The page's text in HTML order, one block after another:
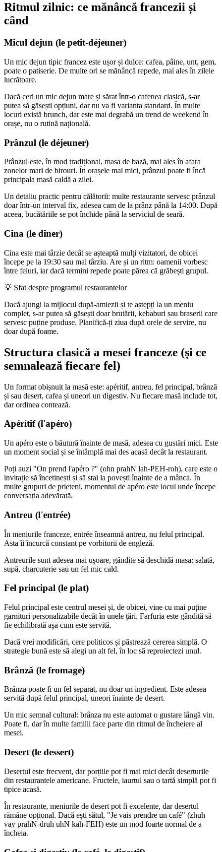
Ritmul zilnic: ce mănâncă francezii și
când
Micul dejun (le petit-déjeuner)
Un mic dejun tipic francez este ușor și dulce: cafea, pâine, unt, gem,
poate o patiserie. De multe ori se mănâncă repede, mai ales în zilele
lucrătoare.
Dacă ceri un mic dejun mare și sărat într-o cafenea clasică, s-ar
putea să găsești opțiuni, dar nu va fi varianta standard. În multe
locuri există brunch, dar este mai degrabă un trend de weekend în
orașe, nu o rutină națională.
Prânzul (le déjeuner)
Prânzul este, în mod tradițional, masa de bază, mai ales în afara
zonelor mari de birouri. În orașele mai mici, prânzul poate fi încă
principala masă caldă a zilei.
Un detaliu practic pentru călătorii: multe restaurante servesc prânzul
doar într-un interval fix, adesea cam de la prânz până la 14:00. După
aceea, bucătăriile se pot închide până la serviciul de seară.
Cina (le dîner)
Cina este mai târzie decât se așteaptă mulți vizitatori, de obicei
începe pe la 19:30 sau mai târziu. Are și un ritm: oamenii vorbesc
între feluri, iar dacă termini repede poate părea că grăbești grupul.
💡 Sfat despre programul restaurantelor
Dacă ajungi la mijlocul după-amiezii și te aștepți la un meniu
complet, s-ar putea să găsești doar brutării, kebaburi sau braserii care
servesc puține produse. Planifică-ți ziua după orele de servire, nu
doar după foame.
Structura clasică a mesei franceze (și ce
semnalează fiecare fel)
Un format obișnuit la masă este: apéritif, antreu, fel principal, brânză
și sau desert, cafea și uneori un digestiv. Nu fiecare masă include tot,
dar ordinea contează.
Apéritif (l'apéro)
Un apéro este o băutură înainte de masă, adesea cu gustări mici. Este
un moment social și se întâmplă mai des acasă decât la restaurant.
Poți auzi "On prend l'apéro ?" (ohn prahN lah-PEH-roh), care este o
invitație să încetinești și să stai la povești înainte de a mânca. În
multe grupuri de prieteni, momentul de apéro este locul unde începe
conversația adevărată.
Antreu (l'entrée)
În meniurile franceze, entrée înseamnă antreu, nu felul principal.
Asta îi încurcă constant pe vorbitorii de engleză.
Antreurile sunt adesea mai ușoare, gândite să deschidă masa: salată,
supă, charcuterie sau un fel mic cald.
Fel principal (le plat)
Felul principal este centrul mesei și, de obicei, vine cu mai puține
garnituri personalizabile decât în unele țări. Farfuria este gândită să
fie echilibrată așa cum este servită.
Dacă vrei modificări, cere politicos și păstrează cererea simplă. O
strategie bună este să alegi un alt fel, în loc să reproiectezi unul.
Brânză (le fromage)
Brânza poate fi un fel separat, nu doar un ingredient. Este adesea
servită după felul principal, uneori înainte de desert.
Un mic semnal cultural: brânza nu este automat o gustare lângă vin.
Poate fi, dar în multe familii face parte din ritmul de încheiere al
mesei.
Desert (le dessert)
Desertul este frecvent, dar porțiile pot fi mai mici decât deserturile
din restaurantele americane. Fructele, iaurtul sau o tartă simplă pot fi
tipice acasă.
În restaurante, meniurile de desert pot fi excelente, dar desertul
rămâne opțional. Dacă ești sătul, "Je vais prendre un café" (zhuh
vay prahN-druh uhN kah-FEH) este un mod foarte normal de a
încheia.